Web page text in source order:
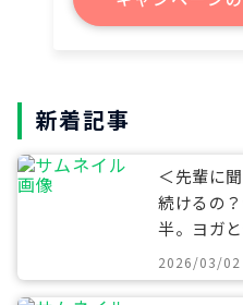
新着記事
＜先輩に
続けるの
半。ヨガ
い働き方”
2026/03/02